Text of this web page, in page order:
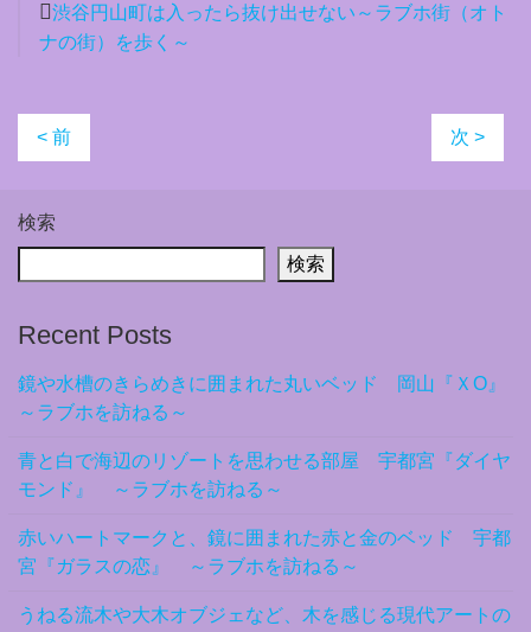
渋谷円山町は入ったら抜け出せない～ラブホ街（オト
ナの街）を歩く～
< 前 次 >
検索
検索
Recent Posts
鏡や水槽のきらめきに囲まれた丸いベッド 岡山『ＸO』
～ラブホを訪ねる～
青と白で海辺のリゾートを思わせる部屋 宇都宮『ダイヤ
モンド』 ～ラブホを訪ねる～
赤いハートマークと、鏡に囲まれた赤と金のベッド 宇都
宮『ガラスの恋』 ～ラブホを訪ねる～
うねる流木や大木オブジェなど、木を感じる現代アートの